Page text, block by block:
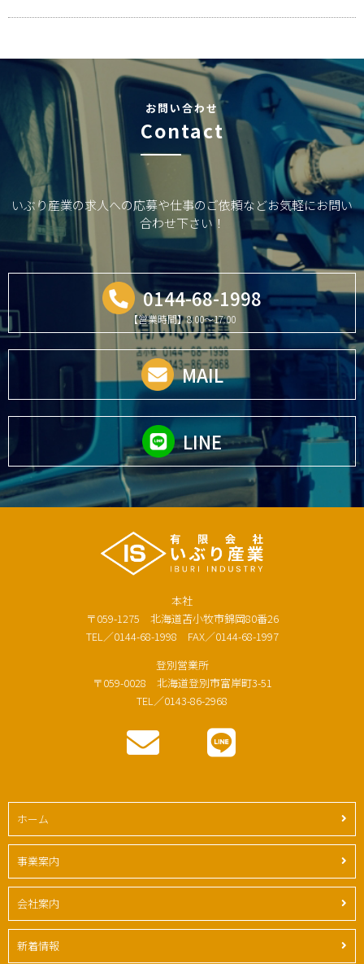
お問い合わせ
Contact
いぶり産業の求人への応募や仕事のご依頼などお気軽にお問い
合わせ下さい！
0144-68-1998
【営業時間】8:00～17:00
MAIL
LINE
本社
〒059-1275 北海道苫小牧市錦岡80番26
TEL／0144-68-1998 FAX／0144-68-1997
登別営業所
〒059-0028 北海道登別市富岸町3-51
TEL／0143-86-2968
ホーム
事業案内
会社案内
新着情報